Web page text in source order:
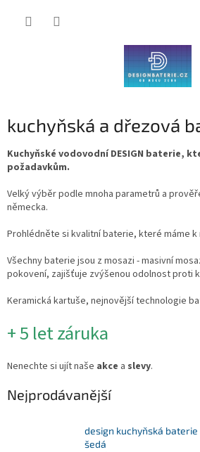
kuchyňská a dřezová
Kuchyňské vodovodní DESIGN baterie,
požadavkům.
Velký výběr podle mnoha parametrů a
německa.
Prohlédněte si kvalitní baterie, které máme k
Všechny baterie jsou z mosazi - masivní
pokovení, zajišťuje zvýšenou odolnost proti
Keramická kartuše, nejnovější technologie
+ 5 let záruka
Nenechte si ujít naše akce a slevy.
Nejprodávanější
design kuchyňská baterie
šedá